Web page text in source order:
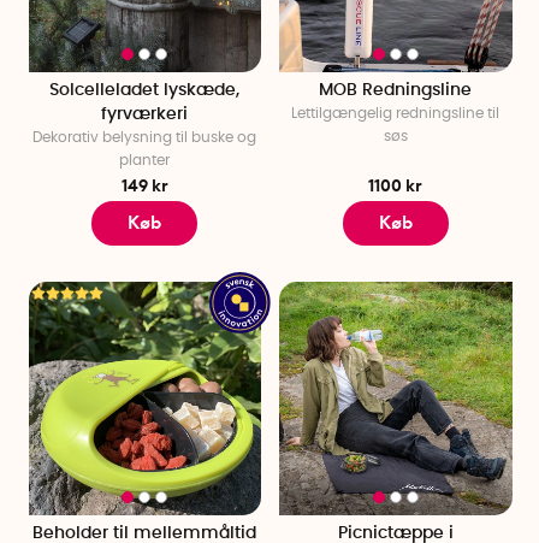
Solcelleladet lyskæde,
fyrværkeri
Dekorativ belysning til buske og
planter
149 kr
Køb
MOB Redningsline
Lettilgængelig redningsline til
søs
1100 kr
Køb
Beholder til mellemmåltid
Picnictæppe i